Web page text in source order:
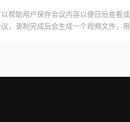
帮助用户保存会议内容以便日后查看
，录制完成后会生成一个视频文件，